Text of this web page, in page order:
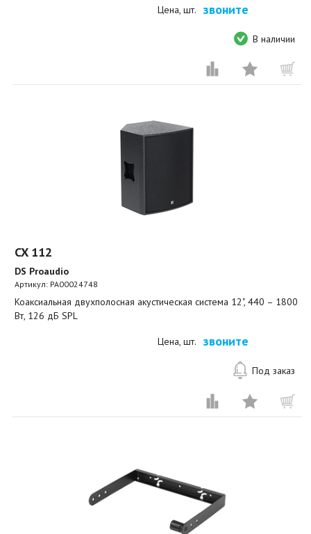
Цена, шт. звоните
В наличии
CX 112
DS Proaudio
Артикул: PA00024748
Коаксиальная двухполосная акустическая система 12", 440 – 1800
Вт, 126 дБ SPL
Цена, шт. звоните
Под заказ